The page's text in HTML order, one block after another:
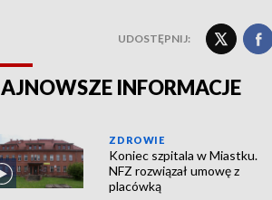
UDOSTĘPNIJ:
INFORMACJE
ZDROWIE
Koniec szpitala w Miastku.
NFZ rozwiązał umowę z
placówką